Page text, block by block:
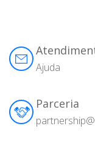
Ajuda
Parceria